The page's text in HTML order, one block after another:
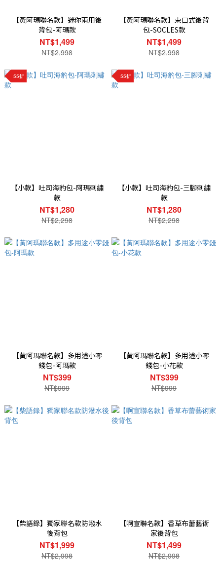
【黃阿瑪聯名款】迷你兩用後
背包-阿瑪款
NT$1,499
NT$2,998
【黃阿瑪聯名款】束口式後背
包-SOCLES款
NT$1,499
NT$2,998
55折
【小款】吐司海豹包-阿瑪刺繡
款
NT$1,280
NT$2,298
55折
【小款】吐司海豹包-三腳刺繡
款
NT$1,280
NT$2,298
【黃阿瑪聯名款】多用途小零
錢包-阿瑪款
NT$399
NT$999
【黃阿瑪聯名款】多用途小零
錢包-小花款
NT$399
NT$999
【柴語錄】獨家聯名款防潑水
後背包
NT$1,999
NT$2,998
【啊宣聯名款】香草布蕾藝術
家後背包
NT$1,499
NT$2,998